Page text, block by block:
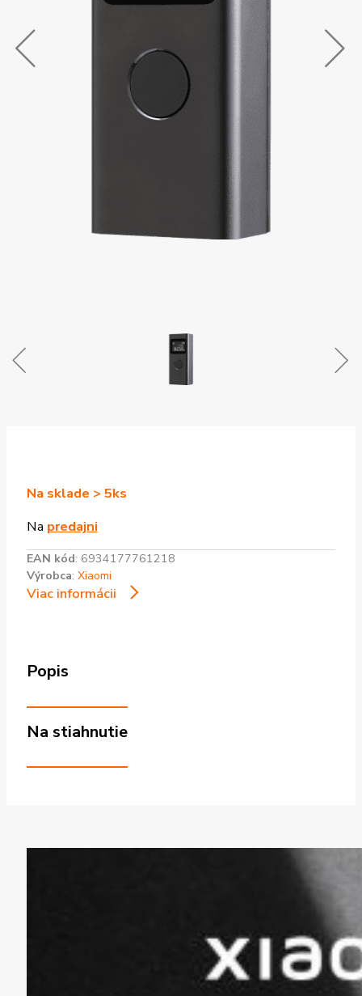
Na sklade > 5ks
Na predajni
EAN kód: 6934177761218
Výrobca: Xiaomi
Viac informácii
Popis
Na stiahnutie